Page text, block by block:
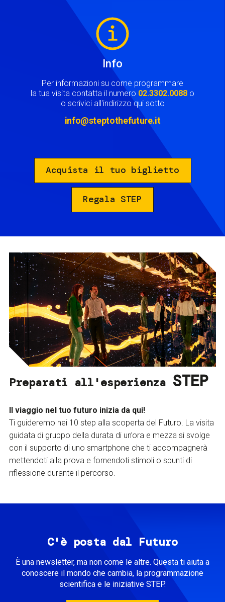
Info
Per informazioni su come programmare
la tua visita contatta il numero 02.3302.0088 o
o scrivici all'indirizzo qui sotto
info@steptothefuture.it
Acquista il tuo biglietto
Regala STEP
Preparati all'esperienza STEP
Il viaggio nel tuo futuro inizia da qui!
Ti guideremo nei 10 step alla scoperta del Futuro. La visita
guidata di gruppo della durata di un’ora e mezza si svolge
con il supporto di uno smartphone che ti accompagnerà
mettendoti alla prova e fornendoti stimoli o spunti di
riflessione durante il percorso.
C'è posta dal Futuro
È una newsletter, ma non come le altre. Questa ti aiuta a
conoscere il mondo che cambia, la programmazione
scientifica e le iniziative STEP.